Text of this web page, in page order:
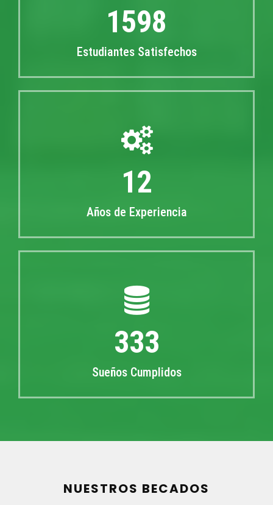
1675
Estudiantes Satisfechos
15
Años de Experiencia
339
Sueños Cumplidos
NUESTROS BECADOS